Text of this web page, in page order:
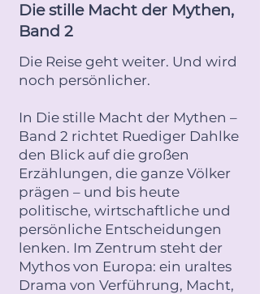
Die stille Macht der Mythen,
Band 2
Die Reise geht weiter. Und wird
noch persönlicher.
In Die stille Macht der Mythen –
Band 2 richtet Ruediger Dahlke
den Blick auf die großen
Erzählungen, die ganze Völker
prägen – und bis heute
politische, wirtschaftliche und
persönliche Entscheidungen
lenken. Im Zentrum steht der
Mythos von Europa: ein uraltes
Drama von Verführung, Macht,